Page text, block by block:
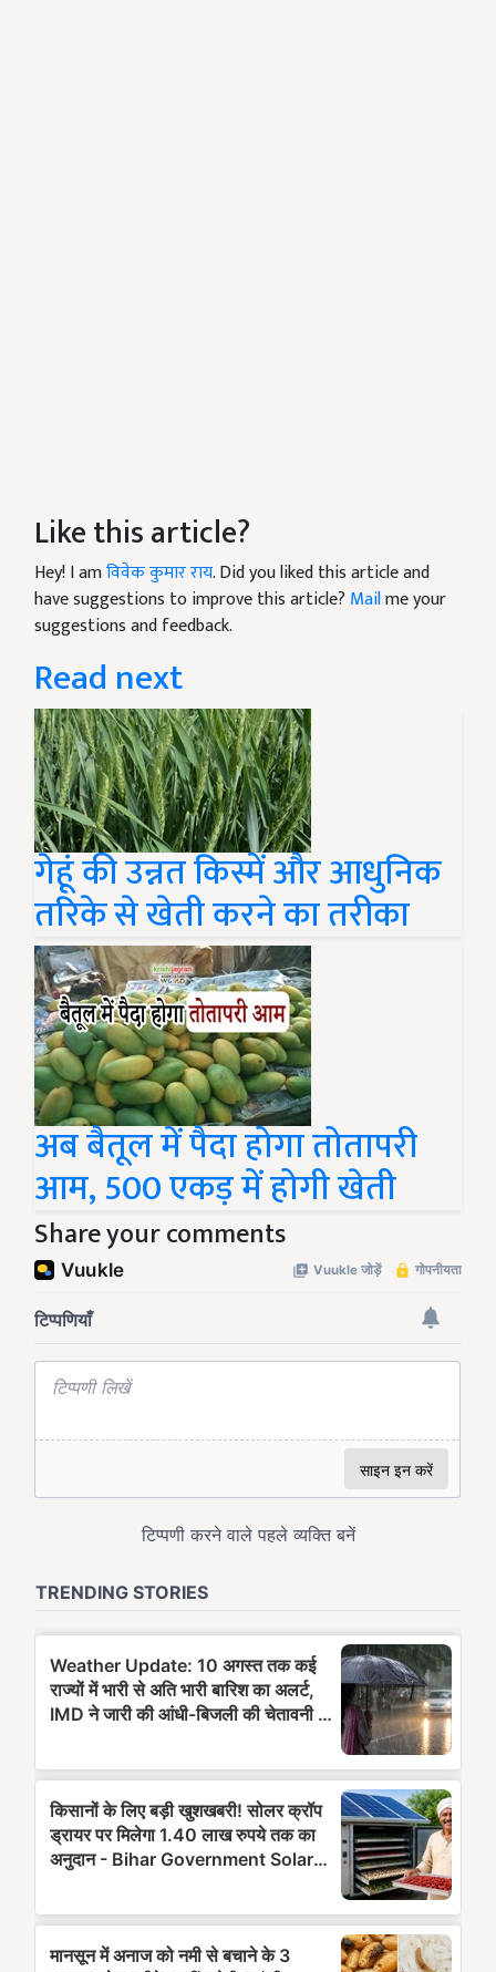
Like this article?
Hey! I amविवेक कुमार राय. Did you liked this article and
have suggestions to improve this article? Mailme your
suggestions and feedback.
Read next
गेहूं की उन्नत किस्में और आधुनिक
तरिके से खेती करने का तरीका
अब बैतूल में पैदा होगा तोतापरी
आम, 500 एकड़ में होगी खेती
Share your comments